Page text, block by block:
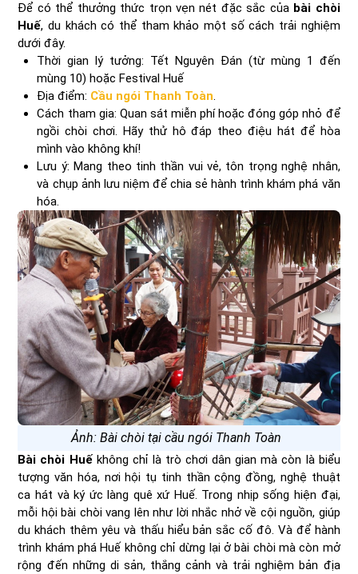
Để có thể thưởng thức trọn vẹn nét đặc sắc của bài chòi
Huế, du khách có thể tham khảo một số cách trải nghiệm
dưới đây.
Thời gian lý tưởng: Tết Nguyên Đán (từ mùng 1 đến
mùng 10) hoặc Festival Huế
Địa điểm: Cầu ngói Thanh Toàn.
Cách tham gia: Quan sát miễn phí hoặc đóng góp nhỏ để
ngồi chòi chơi. Hãy thử hô đáp theo điệu hát để hòa
mình vào không khí!
Lưu ý: Mang theo tinh thần vui vẻ, tôn trọng nghệ nhân,
và chụp ảnh lưu niệm để chia sẻ hành trình khám phá văn
hóa.
Ảnh: Bài chòi tại cầu ngói Thanh Toàn
Bài chòi Huếkhông chỉ là trò chơi dân gian mà còn là biểu
tượng văn hóa, nơi hội tụ tinh thần cộng đồng, nghệ thuật
ca hát và ký ức làng quê xứ Huế. Trong nhịp sống hiện đại,
mỗi hội bài chòi vang lên như lời nhắc nhở về cội nguồn, giúp
du khách thêm yêu và thấu hiểu bản sắc cố đô. Và để hành
trình khám phá Huế không chỉ dừng lại ở bài chòi mà còn mở
rộng đến những di sản, thắng cảnh và trải nghiệm bản địa